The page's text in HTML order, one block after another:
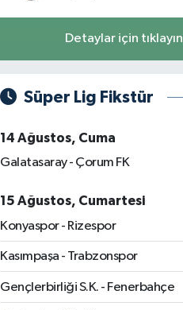
Detaylar için tıklayın
Süper Lig Fikstür
14 Ağustos, Cuma
Galatasaray - Çorum FK
15 Ağustos, Cumartesi
Konyaspor - Rizespor
Kasımpaşa - Trabzonspor
Gençlerbirliği S.K. - Fenerbahçe